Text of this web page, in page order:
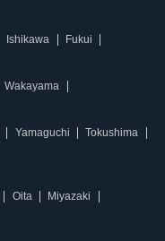
Ishikawa Fukui
Wakayama
Yamaguchi
Tokushima
Oita
Miyazaki